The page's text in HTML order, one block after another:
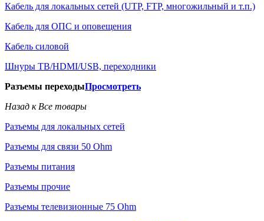
Кабель для локальных сетей (UTP, FTP, многожильный и т.п.)
Кабель для ОПС и оповещения
Кабель силовой
Шнуры ТВ/HDMI/USB, переходники
Разъемы переходыПросмотреть
Назад к Все товары
Разъемы для локальных сетей
Разъемы для связи 50 Ohm
Разъемы питания
Разъемы прочие
Разъемы телевизионные 75 Ohm